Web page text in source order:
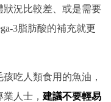
狀況比較差、或是需要
3脂肪酸的補充就更
吃人類食用的魚油，
人士， 建議不要輕易